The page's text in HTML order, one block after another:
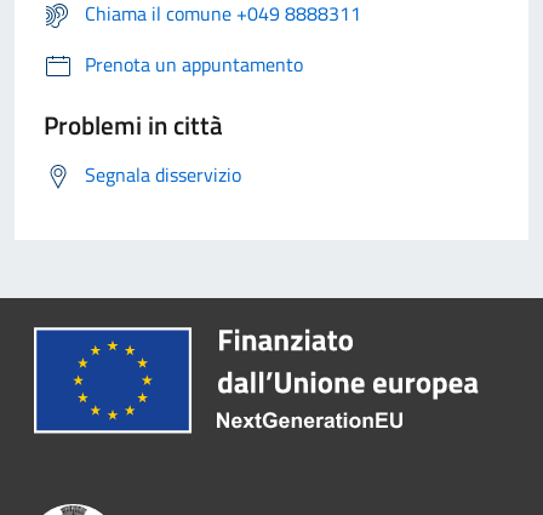
Chiama il comune +049 8888311
Prenota un appuntamento
Problemi in città
Segnala disservizio